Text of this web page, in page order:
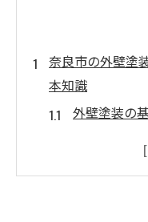
奈良市の外壁塗
本知識
外壁塗装の
奈良市での